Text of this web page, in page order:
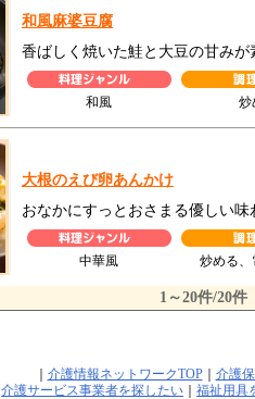
和風麻婆豆腐
香ばしく焼いた鮭と大豆の甘みが
和風 炒
大根のえび卵あんかけ
おなかにすっとおさまる優しい味
中華風 炒める、
1～20件/20件
介護情報ネットワークTOP｜ 介護
介護サービス事業者を探したい 福祉用具